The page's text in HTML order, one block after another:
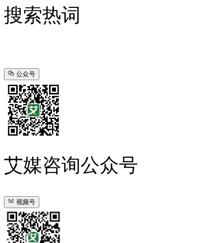
搜索热词
公众号
艾媒咨询公众号
视频号